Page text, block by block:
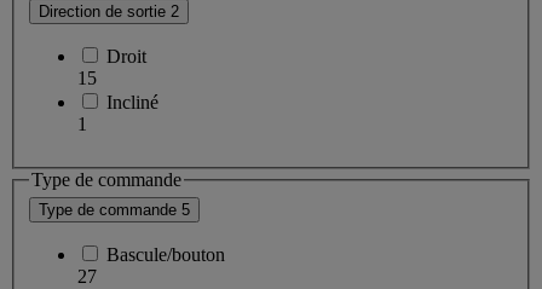
Direction de sortie 2
Droit
15
Incliné
1
Type de commande
Type de commande 5
Bascule/bouton
27